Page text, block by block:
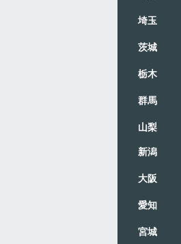
埼玉
茨城
栃木
群馬
山梨
新潟
大阪
愛知
宮城